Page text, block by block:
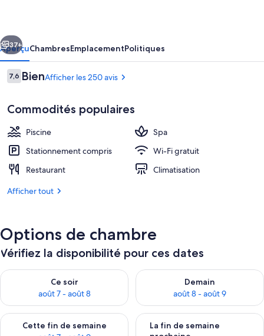
Resort
&
Spa
Hall
Suivant
37+
AperçuChambresEmplacementPolitiques
Avis
7,67,6 sur 10 –
BienAfficher les 250 avis
Commodités populaires
Piscine
Spa
Stationnement compris
Wi-Fi gratuit
Restaurant
Climatisation
Afficher tout
Options de chambre
Vérifiez la disponibilité pour ces dates
Ce soir
août 7 - août 8
Vérifier la disponibilité pour ce soir août 7 - août 8
Demain
août 8 - août 9
Vérifier la disponibilité pour
Cette fin de semaine
Vérifier la disponibilité pour cette fin de semaine août 7 -
La fin de semaine
Vérifier la disponibilité pour